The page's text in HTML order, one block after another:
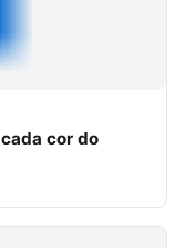
cor do